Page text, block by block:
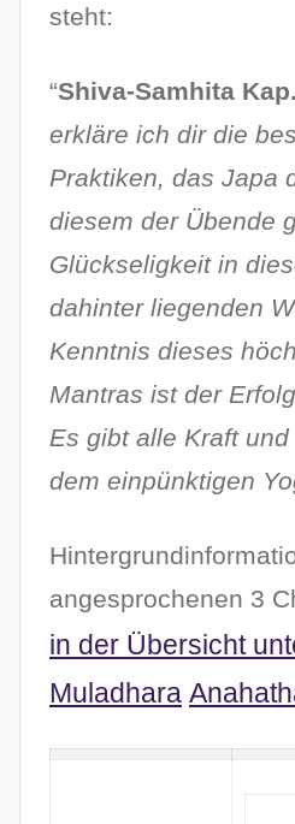
steht:
“Shiva-Samhita
erkläre ich dir die
Praktiken, das Japa
diesem der Übende
Glückseligkeit in
dahinter liegenden
Kenntnis dieses
Mantras ist der
Es gibt alle Kraft
dem einpünktigen
angesprochenen 3
in der Übersicht
Muladhara